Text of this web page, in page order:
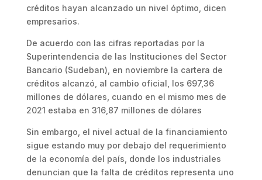
créditos hayan alcanzado un nivel óptimo, dicen
empresarios.
De acuerdo con las cifras reportadas por la
Superintendencia de las Instituciones del Sector
Bancario (Sudeban), en noviembre la cartera de
créditos alcanzó, al cambio oficial, los 697,36
millones de dólares, cuando en el mismo mes de
2021 estaba en 316,87 millones de dólares
Sin embargo, el nivel actual de la financiamiento
sigue estando muy por debajo del requerimiento
de la economía del país, donde los industriales
denuncian que la falta de créditos representa uno